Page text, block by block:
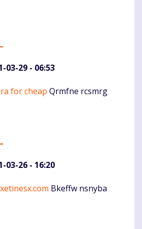
03-29 - 06:53
for cheap Qrmfne rcsmrg
03-26 - 16:20
Bkeffw nsnyba